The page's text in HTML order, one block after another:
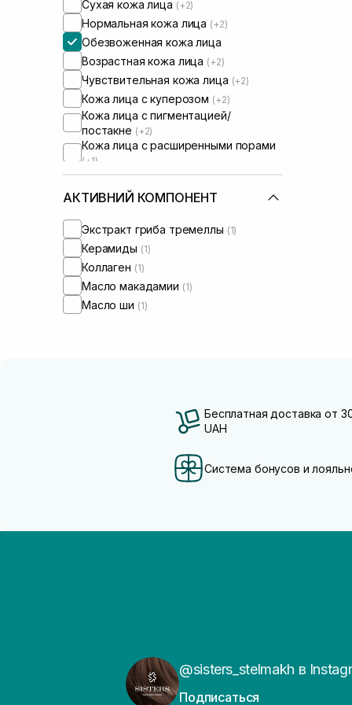
Сухая кожа лица (+2)
Нормальная кожа лица (+2)
Обезвоженная кожа лица
Возрастная кожа лица (+2)
Чувствительная кожа лица (+2)
Кожа лица с куперозом (+2)
Кожа лица с пигментацией/
постакне (+2)
Кожа лица с расширенными порами
(+1)
Кожа лица с нарушенным
барьером(+2)
Кожа лица с нарушенным
АКТИВНИЙ КОМПОНЕНТ
Экстракт гриба тремеллы (1)
Керамиды (1)
Коллаген (1)
Масло макадамии (1)
Масло ши (1)
Бесплатная доставка от
UAH
Система бонусов и
@sisters_stelmakh в
Подписаться